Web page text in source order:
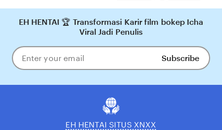
EH HENTAI 🏆 Transformasi Karir film bokep Icha
Viral Jadi Penulis
Enter
your
Subscribe
EH HENTAI SITUS XNXX